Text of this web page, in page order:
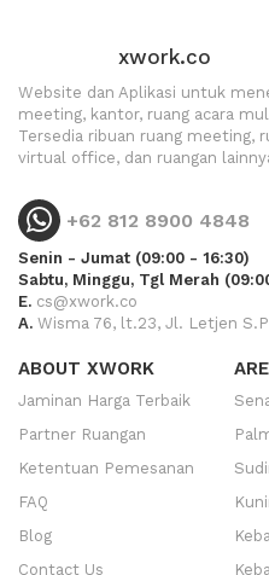
xwork.co
Website dan Aplikasi untuk
meeting, kantor, ruang acara
Tersedia ribuan ruang meeting,
virtual office, dan ruangan
+62 812 8900 4848
Senin - Jumat (09:00 - 16:30)
Sabtu, Minggu, Tgl Merah
E. cs@xwork.co
A. Wisma 76, lt.23, Jl. Letjen
ABOUT XWORK
Jaminan Harga Terbaik
Partner Ruangan
Ketentuan Pemesanan
FAQ
Blog
Contact Us